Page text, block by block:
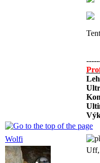
Wolfi
Uff,